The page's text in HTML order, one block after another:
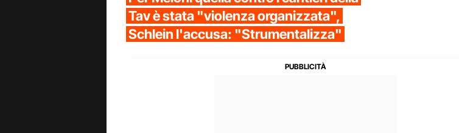
Tav è stata "violenza organizzata",
Schlein l'accusa: "Strumentalizza"